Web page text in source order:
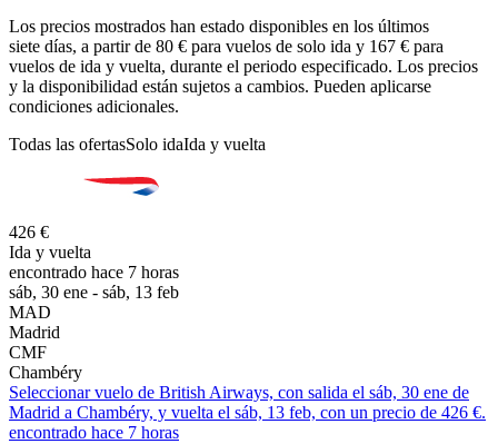
Los precios mostrados han estado disponibles en los últimos
siete días, a partir de 80 € para vuelos de solo ida y 167 € para
vuelos de ida y vuelta, durante el periodo especificado. Los precios
y la disponibilidad están sujetos a cambios. Pueden aplicarse
condiciones adicionales.
Todas las ofertasSolo idaIda y vuelta
426 €
Ida y vuelta
encontrado hace 7 horas
sáb, 30 ene - sáb, 13 feb
MAD
Madrid
CMF
Chambéry
Seleccionar vuelo de British Airways, con salida el sáb, 30 ene de
Madrid a Chambéry, y vuelta el sáb, 13 feb, con un precio de 426 €.
encontrado hace 7 horas